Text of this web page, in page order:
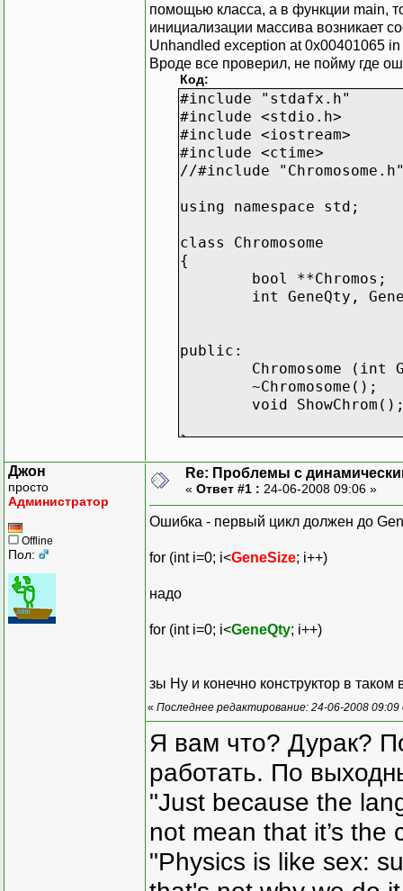
помощью класса, а в функции main,
инициализации массива возникает
Unhandled exception at 0x00401065
Вроде все проверил, не пойму где
Код:
#include "stdafx.h"
#include <stdio.h>
#include <iostream>
#include <ctime>
//#include
using namespace std;
class Chromosome
{
bool **Chromos;
int GeneQty,
public:
Chromosome
~Chromosome();
void
};
{
GeneQty = GQty;
Chromos = new
for (int i=0;
for (int l=0;
};
{
for(int i=0;
delete []
}
Джон
просто
Администратор
Offline
Пол:
Re: Проблемы с
« Ответ #1 : 24-06-2008 09:06 »
Ошибка - первый цикл должен до
for (int i=0; i<GeneSize; i++)
надо
for (int i=0; i<GeneQty; i++)
зы Ну и конечно конструктор в
« Последнее редактирование: 24-06-2008
Я вам что? Дурак?
работать. По
"Just because the
not mean that it’s the
"Physics is like sex: